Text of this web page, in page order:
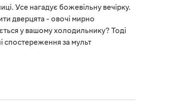
Усе нагадує божевільну вечірку.
дверцята - овочі мирно
у вашому холодильнику? Тоді
спостереження за мульт